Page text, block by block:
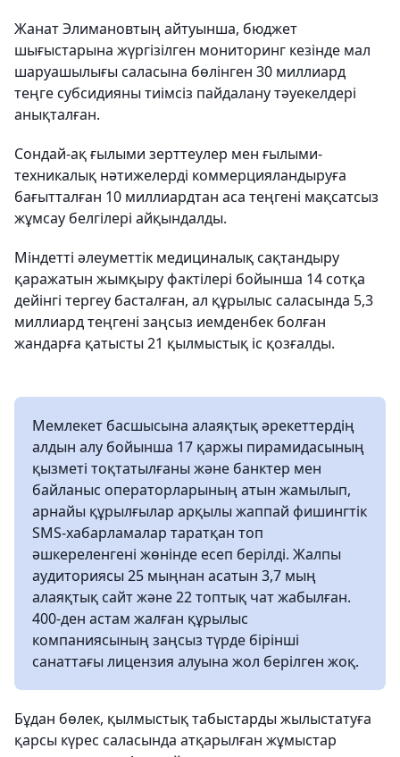
Жанат Элимановтың айтуынша, бюджет
шығыстарына жүргізілген мониторинг кезінде мал
шаруашылығы саласына бөлінген 30 миллиард
теңге субсидияны тиімсіз пайдалану тәуекелдері
анықталған.
Сондай-ақ ғылыми зерттеулер мен ғылыми-
техникалық нәтижелерді коммерцияландыруға
бағытталған 10 миллиардтан аса теңгені мақсатсыз
жұмсау белгілері айқындалды.
Міндетті әлеуметтік медициналық сақтандыру
қаражатын жымқыру фактілері бойынша 14 сотқа
дейінгі тергеу басталған, ал құрылыс саласында 5,3
миллиард теңгені заңсыз иемденбек болған
жандарға қатысты 21 қылмыстық іс қозғалды.
Мемлекет басшысына алаяқтық әрекеттердің
алдын алу бойынша 17 қаржы пирамидасының
қызметі тоқтатылғаны және банктер мен
байланыс операторларының атын жамылып,
арнайы құрылғылар арқылы жаппай фишингтік
SMS-хабарламалар таратқан топ
әшкереленгені жөнінде есеп берілді. Жалпы
аудиториясы 25 мыңнан асатын 3,7 мың
алаяқтық сайт және 22 топтық чат жабылған.
400-ден астам жалған құрылыс
компаниясының заңсыз түрде бірінші
санаттағы лицензия алуына жол берілген жоқ.
Бұдан бөлек, қылмыстық табыстарды жылыстатуға
қарсы күрес саласында атқарылған жұмыстар